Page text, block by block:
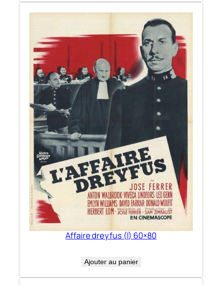
Affaire dreyfus (l) 60×80
Ajouter au panier